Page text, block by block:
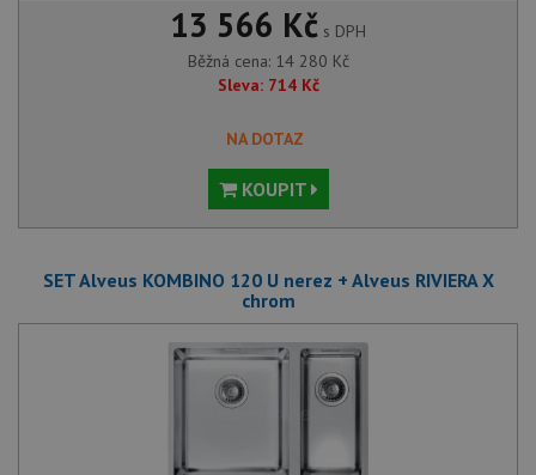
13 566 Kč s DPH
Běžná cena: 14 280 Kč
Sleva: 714 Kč
NA DOTAZ
KOUPIT
SET Alveus KOMBINO 120 U nerez + Alveus RIVIERA X
chrom